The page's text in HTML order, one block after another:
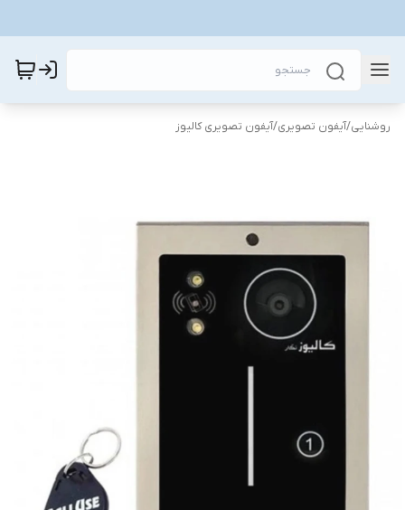
روشنایی/آیفون تصویری/آیفون تصویری کالیوز